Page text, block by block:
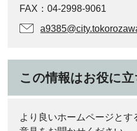
FAX：04-2998-9061
この情報はお役に
より良いホームページと